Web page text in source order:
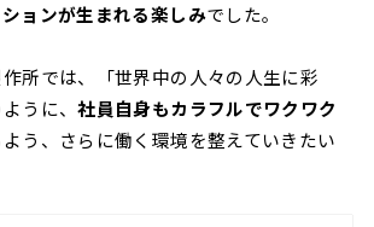
ョンが生まれる楽しみでした。
所では、「世界中の人々の人生に彩
うに、社員自身もカラフルでワクワク
よう、さらに働く環境を整えていきたい